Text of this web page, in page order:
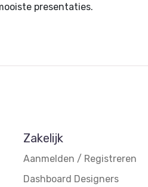
presentaties.
Zakelijk
Aanmelden / Registreren
Dashboard Designers